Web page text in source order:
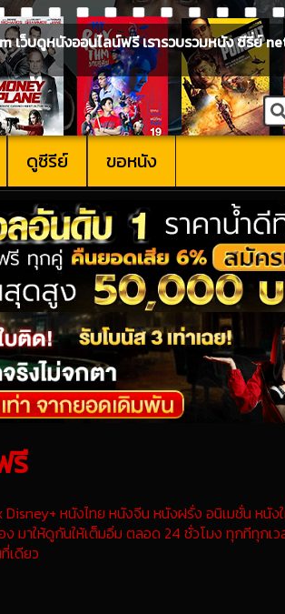
เว็บดูหนังออนไลน์ฟรี เรารวบรวมหนัง ซีรี่ย์
ดูซีรีย์ ขอหนัง
รี
หนังไทย หนังจีน หนังฝรั่ง อนิเมชั่น หนัง
มาให้ดูกันให้เต็มอิ่ม ตลอด 24 ชั่วโมง ทุกทีทุกเว
เดียว